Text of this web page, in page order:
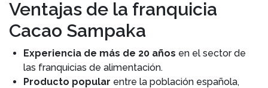
Ventajas de la franquicia
Cacao Sampaka
Experiencia de más de 20 años en el sector de
las franquicias de alimentación.
Producto popular entre la población española,